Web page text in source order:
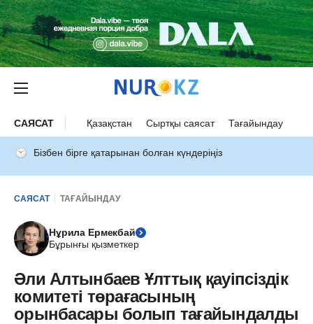
САЯСАТ Қазақстан Сыртқы саясат Тағайындау
Бізбен бірге қатарынан болған күндеріңіз
САЯСАТ ТАҒАЙЫНДАУ
Нұрила Ермекбай
Бұрынғы қызметкер
Әли Алтынбаев Ұлттық қауіпсіздік
комитеті төрағасының
орынбасары болып тағайындалды